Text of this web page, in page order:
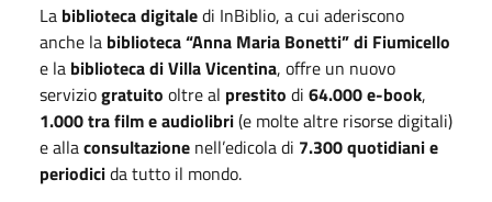
La biblioteca digitaledi InBiblio, a cui aderiscono
anche la biblioteca “Anna Maria Bonetti” di Fiumicello
e la biblioteca di Villa Vicentina, offre un nuovo
serviziogratuito oltre al prestito di 64.000 e-book,
1.000 tra film e audiolibri(e molte altre risorse digitali)
e allaconsultazione nell’edicola di 7.300 quotidiani e
periodicida tutto il mondo.